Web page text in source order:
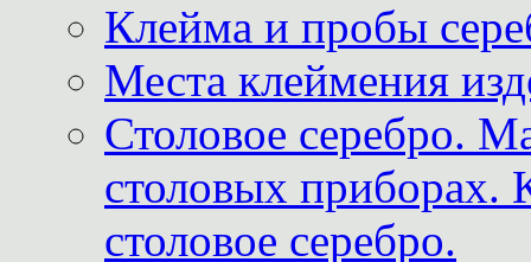
Клейма и пробы
Места клеймения
Столовое серебро.
столовых приборах.
столовое серебро.